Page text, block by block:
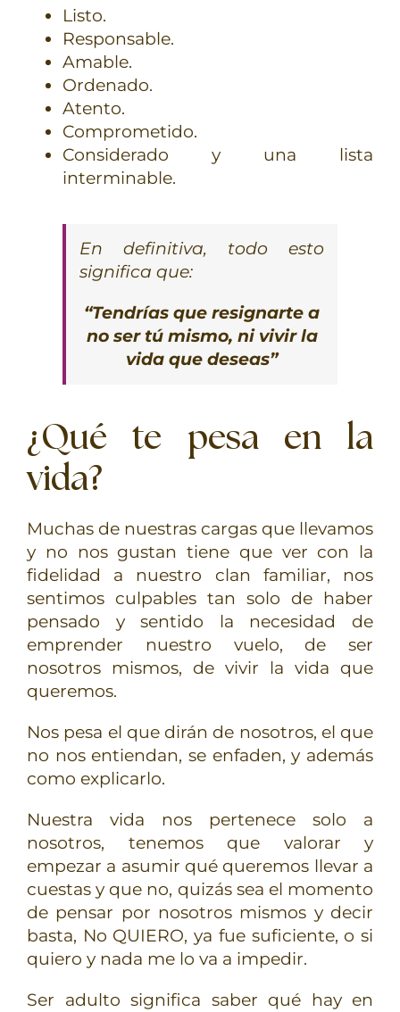
Listo.
Responsable.
Amable.
Ordenado.
Atento.
Comprometido.
Considerado y una lista
interminable.
En definitiva, todo esto
significa que:
“Tendrías que resignarte a
no ser tú mismo, ni vivir la
vida que deseas”
¿Qué te pesa en la
vida?
Muchas de nuestras cargas que llevamos
y no nos gustan tiene que ver con la
fidelidad a nuestro clan familiar, nos
sentimos culpables tan solo de haber
pensado y sentido la necesidad de
emprender nuestro vuelo, de ser
nosotros mismos, de vivir la vida que
queremos.
Nos pesa el que dirán de nosotros, el que
no nos entiendan, se enfaden, y además
como explicarlo.
Nuestra vida nos pertenece solo a
nosotros, tenemos que valorar y
empezar a asumir qué queremos llevar a
cuestas y que no, quizás sea el momento
de pensar por nosotros mismos y decir
basta, No QUIERO, ya fue suficiente, o si
quiero y nada me lo va a impedir.
Ser adulto significa saber qué hay en